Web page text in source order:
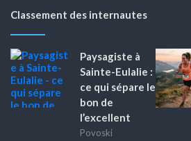
Classement des internautes
Paysagiste à
Sainte-Eulalie :
ce qui sépare le
bon de
l’excellent
Povoski